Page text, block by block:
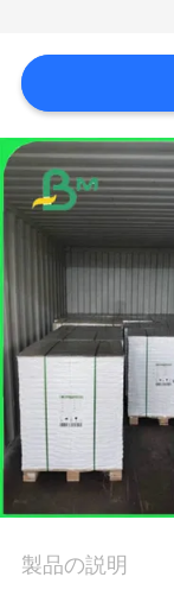
ツ
ア
ー
品
質
管
理
連
絡
く
製品の説明